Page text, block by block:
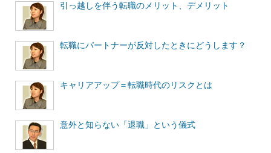
引っ越しを伴う転職のメリット、デメリット
転職にパートナーが反対したときにどうします？
キャリアアップ＝転職時代のリスクとは
意外と知らない「退職」という儀式